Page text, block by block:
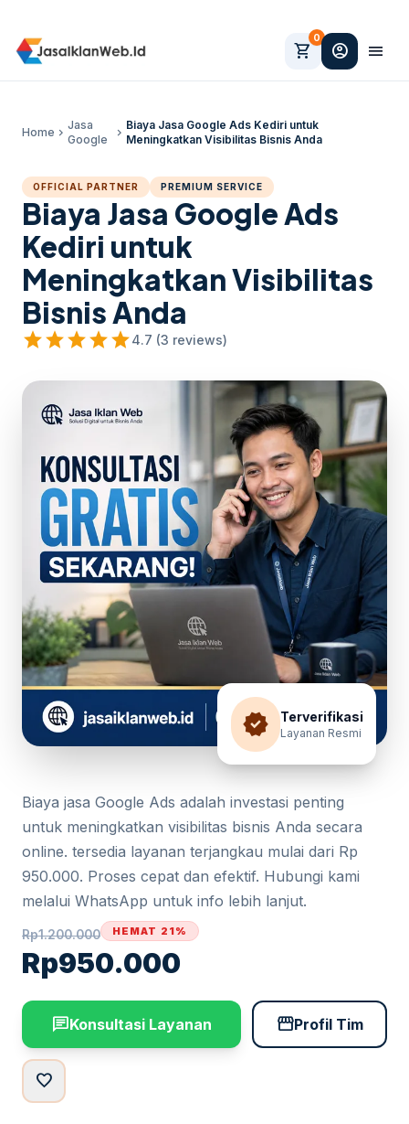
shopping_cart
0
account_circle menu
Home chevron_right
Jasa
Google
chevron_right
Biaya Jasa Google Ads Kediri untuk
Meningkatkan Visibilitas Bisnis Anda
OFFICIAL PARTNER PREMIUM SERVICE
Biaya Jasa Google Ads
Kediri untuk
Meningkatkan Visibilitas
Bisnis Anda
starstarstarstarstar4.7 (3 reviews)
verified Terverifikasi
Layanan Resmi
Biaya jasa Google Ads adalah investasi penting
untuk meningkatkan visibilitas bisnis Anda secara
online. tersedia layanan terjangkau mulai dari Rp
950.000. Proses cepat dan efektif. Hubungi kami
melalui WhatsApp untuk info lebih lanjut.
Rp1.200.000
Rp950.000
HEMAT 21%
chatKonsultasi Layanan storefrontProfil Tim
favorite